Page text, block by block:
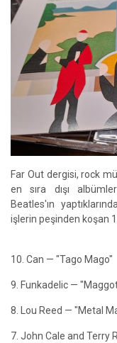
Far Out dergisi, rock
en sıra dışı
Beatles'ın
işlerin peşinden koşan
10. Can — "Tago Mago"
9. Funkadelic —
8. Lou Reed — "Metal
7. John Cale and Terry